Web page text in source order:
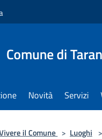
Comune di
Novità Servizi
il Comune > Luoghi >